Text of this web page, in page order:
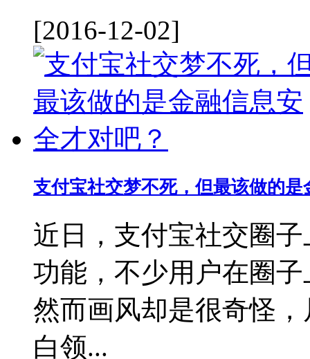
[2016-12-02]
支付宝社交梦不死，但最该做的
近日，支付宝社交圈
功能，不少用户在圈
然而画风却是很奇怪
白领...